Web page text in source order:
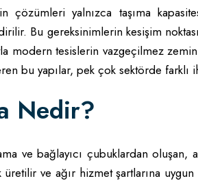
çözümleri yalnızca taşıma
Bu gereksinimlerin kesişim
modern tesislerin vazgeçilmez
bu yapılar, pek çok sektörde farklı
Nedir?
ve bağlayıcı çubuklardan
üretilir ve ağır hizmet şartlarına